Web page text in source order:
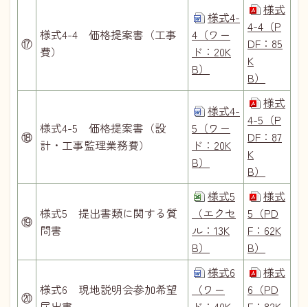
⑰
様式4-4 価格提案書（工事
費）
様式4-
4（ワー
ド：20K
B）
様式
4-4（P
DF：85
K
B）
⑱
様式4-5 価格提案書（設
計・工事監理業務費）
様式4-
5（ワー
ド：20K
B）
様式
4-5（P
DF：87
K
B）
⑲ 様式5 提出書類に関する質
問書
様式5
（エクセ
ル：13K
B）
様式
5（PD
F：62K
B）
⑳ 様式6 現地説明会参加希望
様式6
（ワー
様式
6（PD